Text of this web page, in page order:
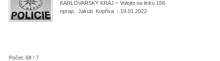
KARLOVARSKÝ KRAJ – Volejte na linku 158.
nprap. Jakub Kopřiva - 19.01.2022
Počet: 68 / 7